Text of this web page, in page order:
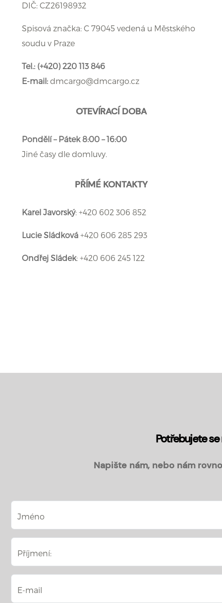
DIČ: CZ26198932
Spisová značka: C 79045 vedená u Městského
soudu v Praze
Tel.: (+420) 220 113 846
E-mail: dmcargo@dmcargo.cz
OTEVÍRACÍ DOBA
Pondělí – Pátek 8:00 – 16:00
Jiné časy dle domluvy.
PŘÍMÉ KONTAKTY
Karel Javorský: +420 602 306 852
Lucie Sládková +420 606 285 293
Ondřej Sládek: +420 606 245 122
Potřebujete
Napište nám, nebo nám
Jméno
Příjmení:
E-mail